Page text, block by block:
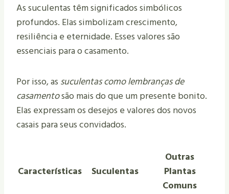
As suculentas têm significados simbólicos
profundos. Elas simbolizam crescimento,
resiliência e eternidade. Esses valores são
essenciais para o casamento.
Por isso, as suculentas como lembranças de
casamentosão mais do que um presente bonito.
Elas expressam os desejos e valores dos novos
casais para seus convidados.
Características Suculentas
Outras
Plantas
Comuns